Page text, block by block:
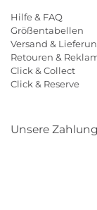
Hilfe & FAQ
Größentabellen
Versand &
Retouren &
Click & Collect
Click & Reserve
Unsere